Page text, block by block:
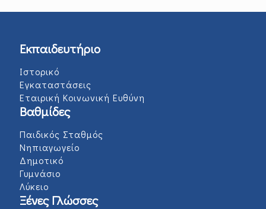
Εκπαιδευτήριο
Ιστορικό
Εγκαταστάσεις
Εταιρική Κοινωνική Ευθύνη
Βαθμίδες
Παιδικός Σταθμός
Νηπιαγωγείο
Δημοτικό
Γυμνάσιο
Λύκειο
Ξένες Γλώσσες